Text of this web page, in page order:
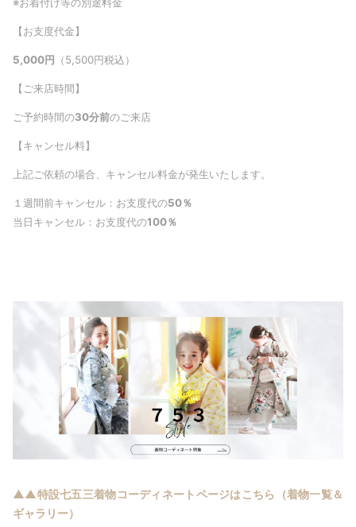
【お支度代金】
5,000円 （5,500円税込）
【ご来店時間】
ご予約時間の30分前のご来店
【キャンセル料】
上記ご依頼の場合、キャンセル料金が発生いたします。
１週間前キャンセル：お支度代の50％
当日キャンセル：お支度代の100％
▲▲特設七五三着物コーディネートページはこちら（着物一覧＆
ギャラリー）